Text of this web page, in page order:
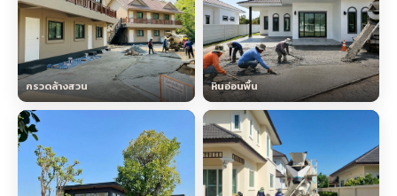
กรวดล้างสวน หินอ่อนพื้น